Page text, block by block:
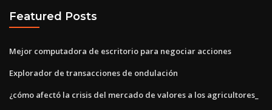
Featured Posts
Mejor computadora de escritorio para negociar acciones
Explorador de transacciones de ondulación
¿cómo afectó la crisis del mercado de valores a los agricultores_